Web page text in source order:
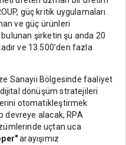
güç kritik uygulamaları
ve güç ürünleri
şirketin şu anda 20
ve 13.500'den fazla
Sanayii Bölgesinde faaliyet
dönüşüm stratejileri
otomatikleştirmek
devreye alacak, RPA
uçtan uca
arayışımız